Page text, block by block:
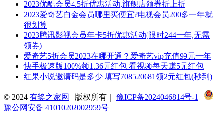
2023优酷会员4.5折优惠活动,旗舰店领券折上折
2023爱奇艺白金会员哪里买便宜?电视会员200多一年就
很划算
2023腾讯影视会员年卡5折优惠活动(限时244一年,无需
领券)
爱奇艺5折会员2023在哪开通？爱奇艺vip充值99元一年
快手极速版100%领1.36元红包 看视频每天赚5元红包
红果小说邀请码是多少 填写708520681领2元红包(秒到)
© 2024 有奖之家网 版权所有｜ 豫ICP备2024046814号-1 |
豫公网安备 41010202002959号